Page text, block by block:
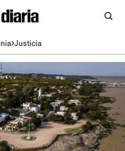
Justicia